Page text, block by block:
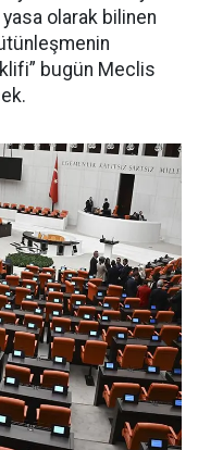
olarak bilinen
bugün Meclis